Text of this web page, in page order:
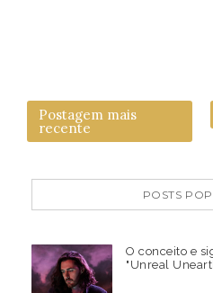
Postagem mais
recente
POSTS
O conceito e
"Unreal